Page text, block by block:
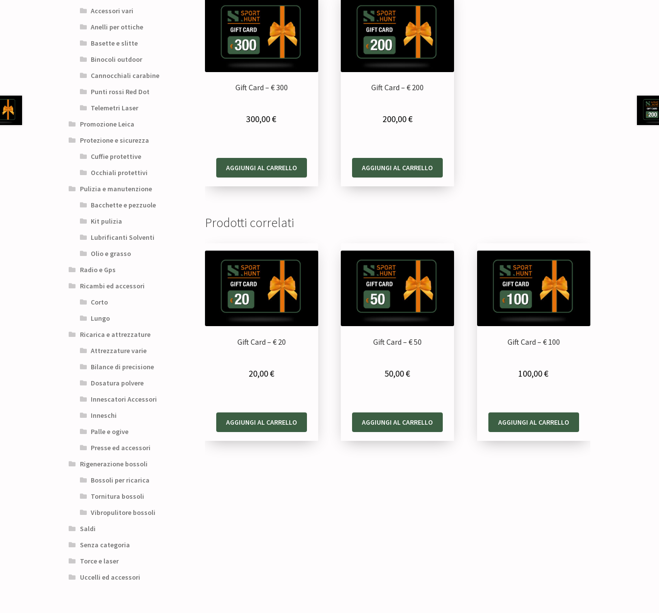
Gift Card – € 300
300,00€
AGGIUNGI AL CARRELLO
Gift Card – € 200
200,00€
AGGIUNGI AL CARRELLO
Prodotti correlati
Gift Card – € 20
20,00€
AGGIUNGI AL CARRELLO
Gift Card – € 50
50,00€
AGGIUNGI AL CARRELLO
Gift Card – € 100
100,00€
AGGIUNGI AL CARRELLO
Accessori vari
Anelli per ottiche
Basette e slitte
Binocoli outdoor
Cannocchiali carabine
Punti rossi Red Dot
Telemetri Laser
Promozione Leica
Protezione e sicurezza
Cuffie protettive
Occhiali protettivi
Pulizia e manutenzione
Bacchette e pezzuole
Kit pulizia
Lubrificanti Solventi
Olio e grasso
Radio e Gps
Ricambi ed accessori
Corto
Lungo
Ricarica e attrezzature
Attrezzature varie
Bilance di precisione
Dosatura polvere
Innescatori Accessori
Inneschi
Palle e ogive
Presse ed accessori
Rigenerazione bossoli
Bossoli per ricarica
Tornitura bossoli
Vibropulitore bossoli
Saldi
Senza categoria
Torce e laser
Uccelli ed accessori